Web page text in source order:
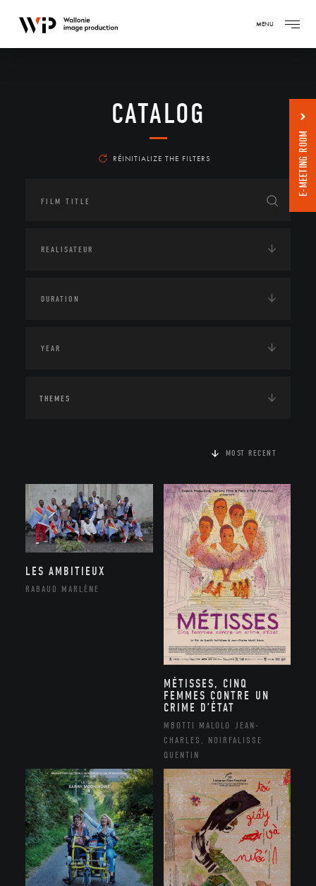
MENU
CATALOG
RÉINITIALIZE THE FILTERS
THEMES
MOST RECENT
LES AMBITIEUX
RABAUD MARLÈNE
MÉTISSES, CINQ
FEMMES CONTRE UN
CRIME D’ÉTAT
MBOTTI MALOLO JEAN-
CHARLES, NOIRFALISSE
QUENTIN
E-MEETING ROOM